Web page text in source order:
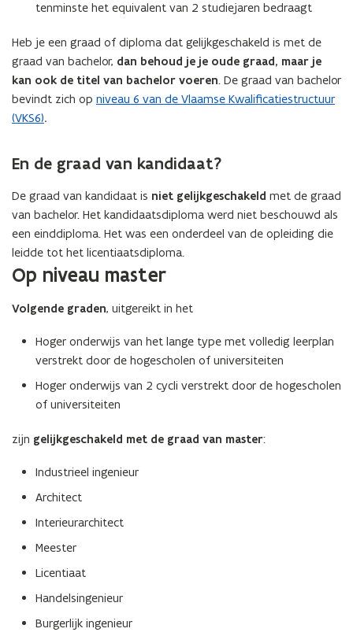
tenminste het equivalent van 2 studiejaren bedraagt
Heb je een graad of diploma dat gelijkgeschakeld is met de
graad van bachelor, dan behoud je je oude graad, maar je
kan ook de titel van bachelor voeren. De graad van bachelor
bevindt zich op niveau 6 van de Vlaamse Kwalificatiestructuur
(VKS6).
En de graad van kandidaat?
De graad van kandidaat is niet gelijkgeschakeld met de graad
van bachelor. Het kandidaatsdiploma werd niet beschouwd als
een einddiploma. Het was een onderdeel van de opleiding die
leidde tot het licentiaatsdiploma.
Op niveau master
Volgende graden, uitgereikt in het
Hoger onderwijs van het lange type met volledig leerplan
verstrekt door de hogescholen of universiteiten
Hoger onderwijs van 2 cycli verstrekt door de hogescholen
of universiteiten
zijn gelijkgeschakeld met de graad van master:
Industrieel ingenieur
Architect
Interieurarchitect
Meester
Licentiaat
Handelsingenieur
Burgerlijk ingenieur